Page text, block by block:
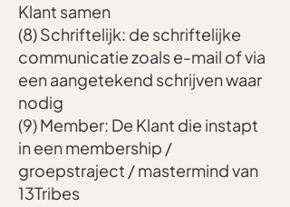
Klant samen
(8) Schriftelijk: de schriftelijke
communicatie zoals e-mail of via
een aangetekend schrijven waar
nodig
(9) Member: De Klant die instapt
in een membership /
groepstraject / mastermind van
13Tribes